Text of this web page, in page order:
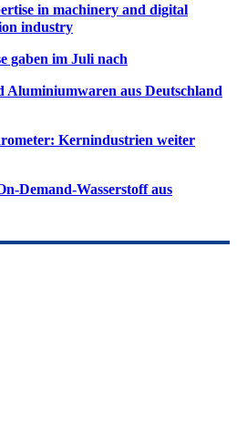
in machinery and digital
industry
gaben im Juli nach
Aluminiumwaren aus Deutschland
Kernindustrien weiter
Demand-Wasserstoff aus